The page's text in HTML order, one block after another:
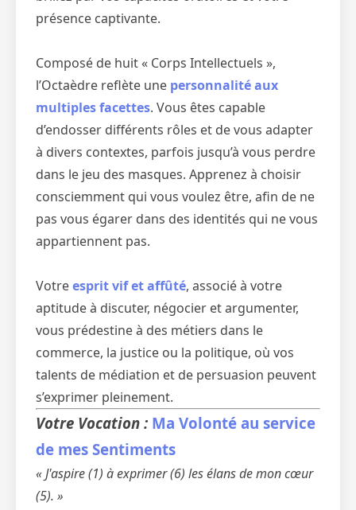
présence captivante.
Composé de huit « Corps Intellectuels »,
l’Octaèdre reflète une personnalité aux
multiples facettes. Vous êtes capable
d’endosser différents rôles et de vous adapter
à divers contextes, parfois jusqu’à vous perdre
dans le jeu des masques. Apprenez à choisir
consciemment qui vous voulez être, afin de ne
pas vous égarer dans des identités qui ne vous
appartiennent pas.
Votreesprit vif et affûté, associé à votre
aptitude à discuter, négocier et argumenter,
vous prédestine à des métiers dans le
commerce, la justice ou la politique, où vos
talents de médiation et de persuasion peuvent
s’exprimer pleinement.
Votre Vocation : Ma Volonté au service
de mes Sentiments
« J'aspire (1) à exprimer (6) les élans de mon cœur
(5). »